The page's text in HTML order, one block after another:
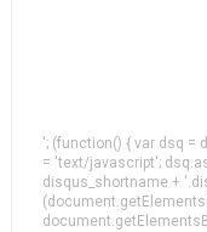
'; (function() { var dsq =
= 'text/javascript';
disqus_shortname +